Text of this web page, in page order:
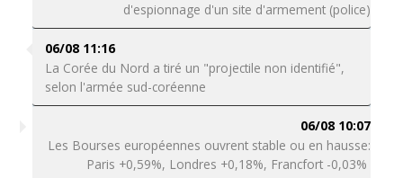
d'espionnage d'un site d'armement (police)
06/08 11:16
La Corée du Nord a tiré un "projectile non identifié",
selon l'armée sud-coréenne
06/08 10:07
Les Bourses européennes ouvrent stable ou en hausse:
Paris +0,59%, Londres +0,18%, Francfort -0,03%